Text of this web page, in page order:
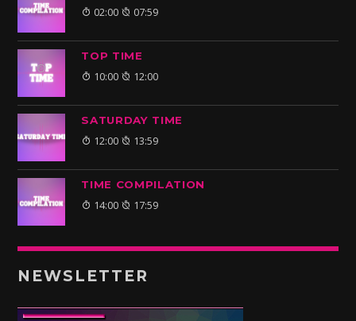
02:00 07:59
TOP TIME
10:00 12:00
SATURDAY TIME
12:00 13:59
TIME COMPILATION
14:00 17:59
NEWSLETTER